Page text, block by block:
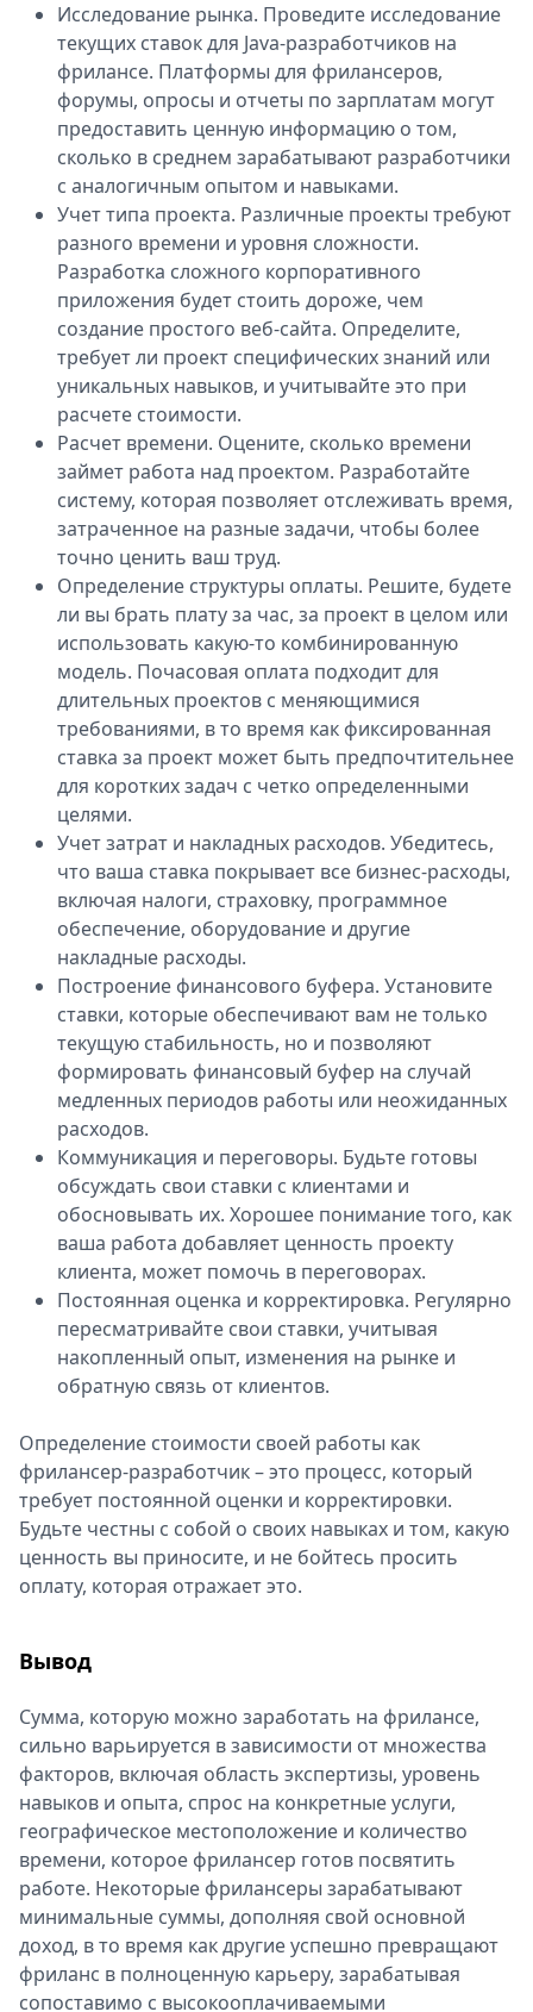
Исследование рынка. Проведите исследование
текущих ставок для Java-разработчиков на
фрилансе. Платформы для фрилансеров,
форумы, опросы и отчеты по зарплатам могут
предоставить ценную информацию о том,
сколько в среднем зарабатывают разработчики
с аналогичным опытом и навыками.
Учет типа проекта. Различные проекты требуют
разного времени и уровня сложности.
Разработка сложного корпоративного
приложения будет стоить дороже, чем
создание простого веб-сайта. Определите,
требует ли проект специфических знаний или
уникальных навыков, и учитывайте это при
расчете стоимости.
Расчет времени. Оцените, сколько времени
займет работа над проектом. Разработайте
систему, которая позволяет отслеживать время,
затраченное на разные задачи, чтобы более
точно ценить ваш труд.
Определение структуры оплаты. Решите, будете
ли вы брать плату за час, за проект в целом или
использовать какую-то комбинированную
модель. Почасовая оплата подходит для
длительных проектов с меняющимися
требованиями, в то время как фиксированная
ставка за проект может быть предпочтительнее
для коротких задач с четко определенными
целями.
Учет затрат и накладных расходов. Убедитесь,
что ваша ставка покрывает все бизнес-расходы,
включая налоги, страховку, программное
обеспечение, оборудование и другие
накладные расходы.
Построение финансового буфера. Установите
ставки, которые обеспечивают вам не только
текущую стабильность, но и позволяют
формировать финансовый буфер на случай
медленных периодов работы или неожиданных
расходов.
Коммуникация и переговоры. Будьте готовы
обсуждать свои ставки с клиентами и
обосновывать их. Хорошее понимание того, как
ваша работа добавляет ценность проекту
клиента, может помочь в переговорах.
Постоянная оценка и корректировка. Регулярно
пересматривайте свои ставки, учитывая
накопленный опыт, изменения на рынке и
обратную связь от клиентов.
Определение стоимости своей работы как
фрилансер-разработчик – это процесс, который
требует постоянной оценки и корректировки.
Будьте честны с собой о своих навыках и том, какую
ценность вы приносите, и не бойтесь просить
оплату, которая отражает это.
Вывод
Сумма, которую можно заработать на фрилансе,
сильно варьируется в зависимости от множества
факторов, включая область экспертизы, уровень
навыков и опыта, спрос на конкретные услуги,
географическое местоположение и количество
времени, которое фрилансер готов посвятить
работе. Некоторые фрилансеры зарабатывают
минимальные суммы, дополняя свой основной
доход, в то время как другие успешно превращают
фриланс в полноценную карьеру, зарабатывая
сопоставимо с высокооплачиваемыми